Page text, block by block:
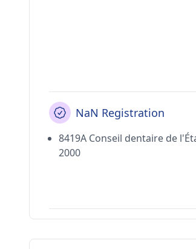
NaN Registration
8419A Conseil dentaire de
2000